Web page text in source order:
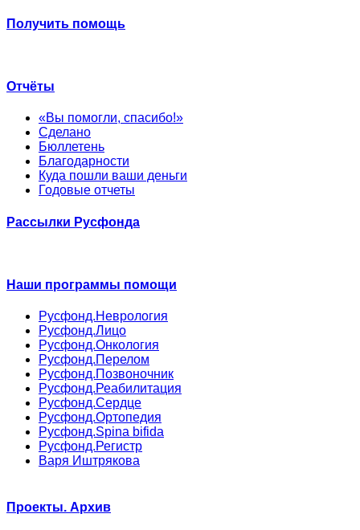
Получить помощь
Отчёты
«Вы помогли, спасибо!»
Сделано
Бюллетень
Благодарности
Куда пошли ваши деньги
Годовые отчеты
Рассылки Русфонда
Наши программы помощи
Русфонд.Неврология
Русфонд.Лицо
Русфонд.Онкология
Русфонд.Перелом
Русфонд.Позвоночник
Русфонд.Реабилитация
Русфонд.Сердце
Русфонд.Ортопедия
Русфонд.Spina bifida
Русфонд.Регистр
Варя Иштрякова
Проекты. Архив